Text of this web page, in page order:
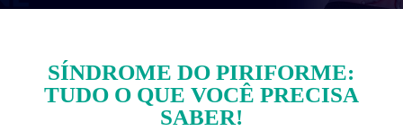
SÍNDROME DO PIRIFORME:
TUDO O QUE VOCÊ PRECISA
SABER!